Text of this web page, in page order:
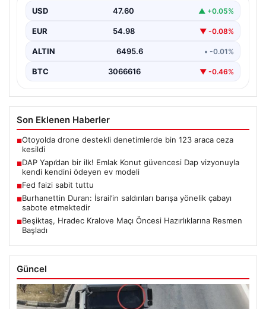
USD 47.60 ▲ +0.05%
EUR 54.98 ▼ -0.08%
ALTIN 6495.6 • -0.01%
BTC 3066616 ▼ -0.46%
Son Eklenen Haberler
■Otoyolda drone destekli denetimlerde bin 123 araca ceza
kesildi
■DAP Yapı’dan bir ilk! Emlak Konut güvencesi Dap vizyonuyla
kendi kendini ödeyen ev modeli
■Fed faizi sabit tuttu
■Burhanettin Duran: İsrail’in saldırıları barışa yönelik çabayı
sabote etmektedir
■Beşiktaş, Hradec Kralove Maçı Öncesi Hazırlıklarına Resmen
Başladı
Güncel